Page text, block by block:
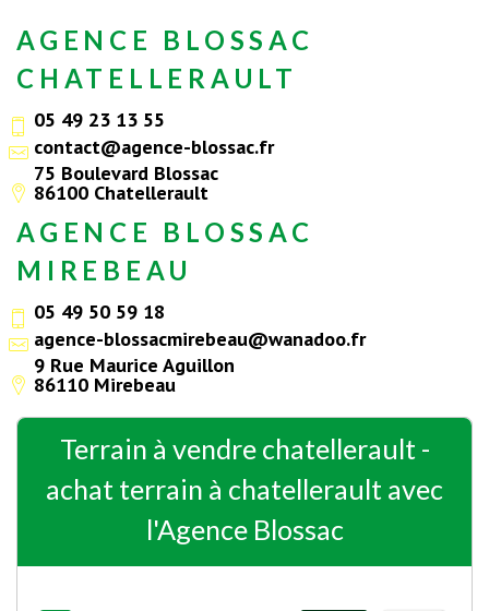
AGENCE BLOSSAC
CHATELLERAULT
05 49 23 13 55
contact@agence-blossac.fr
75 Boulevard Blossac
86100 Chatellerault
AGENCE BLOSSAC
MIREBEAU
05 49 50 59 18
agence-blossacmirebeau@wanadoo.fr
9 Rue Maurice Aguillon
86110 Mirebeau
Terrain à vendre chatellerault -
achat terrain à chatellerault avec
l'Agence Blossac